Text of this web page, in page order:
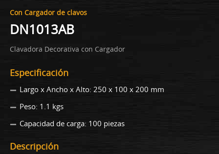
Con Cargador de clavos
DN1013AB
Clavadora Decorativa con Cargador
Especificación
Largo x Ancho x Alto: 250 x 100 x 200 mm
Peso: 1.1 kgs
Capacidad de carga: 100 piezas
Descripción